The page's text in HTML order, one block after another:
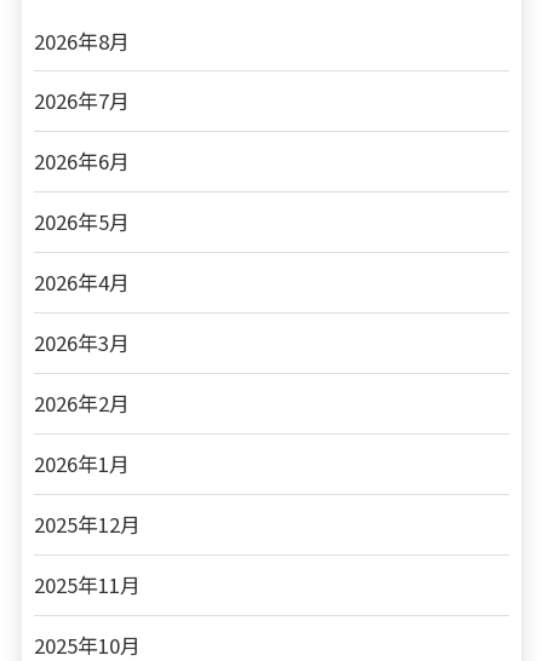
2026年8月
2026年7月
2026年6月
2026年5月
2026年4月
2026年3月
2026年2月
2026年1月
2025年12月
2025年11月
2025年10月